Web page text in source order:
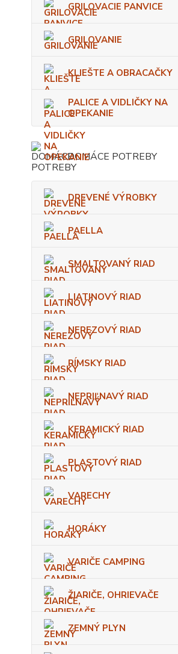
GRILOVACIE PANVICE
GRILOVANIE
KLIEŠTE A OBRACAČKY
PALICE A VIDLIČKY NA
OPEKANIE
DOMÁCE POTREBY
DREVENÉ VÝROBKY
PAELLA
SMALTOVANÝ RIAD
LIATINOVÝ RIAD
NEREZOVÝ RIAD
RÍMSKY RIAD
NEPRIĽNAVÝ RIAD
KERAMICKÝ RIAD
PLASTOVÝ RIAD
VARECHY
HORÁKY
VARIČE CAMPING
ŽIARIČE, OHRIEVAČE
ZEMNÝ PLYN